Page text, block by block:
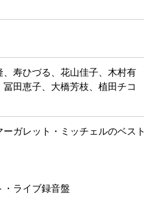
寿ひづる、花山佳子、木村有
冨田恵子、大橋芳枝、植田チコ
ガレット・ミッチェルのベスト
ライブ録音盤